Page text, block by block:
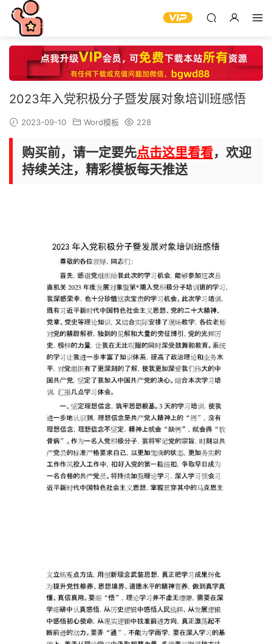
2023年入党积极分子暨发展对象培训班感悟
2023-09-10 Word模板 228
购买前，请一定要先点击这里看看，欢迎
持续关注，精彩模板每天推送